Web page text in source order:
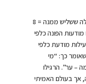
אם ניקח יממה בחיי אדם = 24 שעות – נגלה ששליש ממנה = 8
הפונה כלפי
מודעת כלפי
כך: “מי
– ער”. הרגילו
אך בעולם האמיתי